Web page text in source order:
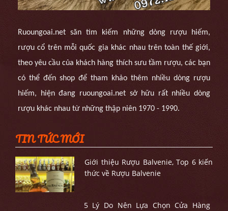
Ruoungoai.net săn tìm kiếm những dòng rượu hiếm,
rượu cổ trên mỗi quốc gia khác nhau trên toàn thế giới,
theo yêu cầu của khách hàng thích sưu tầm rượu, các bạn
có thể đến shop để tham khảo thêm nhiều dòng rượu
hiếm, hiện đang ruoungoai.net sở hữu rất nhiều dòng
rượu khác nhau từ những thập niên 1970 - 1990.
TIN TỨC MỚI
Giới thiệu Rượu Balvenie, Top 6 kiến
thức về Rượu Balvenie
5 Lý Do Nên Lựa Chọn Cửa Hàng